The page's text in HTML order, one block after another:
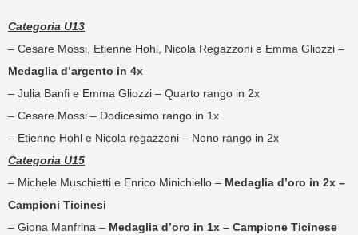
Categoria U13
– Cesare Mossi, Etienne Hohl, Nicola Regazzoni e Emma Gliozzi –
Medaglia d’argento in 4x
– Julia Banfi e Emma Gliozzi – Quarto rango in 2x
– Cesare Mossi – Dodicesimo rango in 1x
– Etienne Hohl e Nicola regazzoni – Nono rango in 2x
Categoria U15
– Michele Muschietti e Enrico Minichiello – Medaglia d’oro in 2x –
Campioni Ticinesi
– Giona Manfrina – Medaglia d’oro in 1x – Campione Ticinese